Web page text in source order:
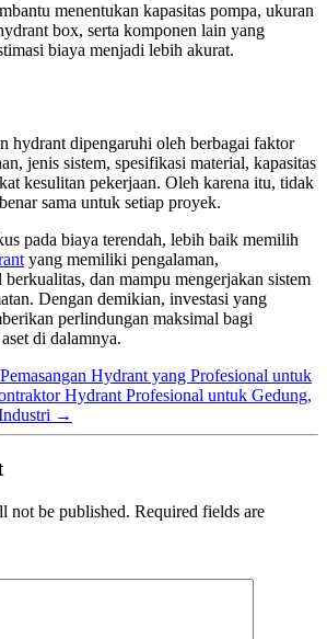
menentukan kapasitas pompa, ukuran
box, serta komponen lain yang
biaya menjadi lebih akurat.
hydrant dipengaruhi oleh berbagai faktor
jenis sistem, spesifikasi material, kapasitas
kesulitan pekerjaan. Oleh karena itu, tidak
sama untuk setiap proyek.
pada biaya terendah, lebih baik memilih
yang memiliki pengalaman,
dan mampu mengerjakan sistem
Dengan demikian, investasi yang
perlindungan maksimal bagi
di dalamnya.
Hydrant yang Profesional untuk
Hydrant Profesional untuk Gedung,
→
not be published. Required fields are